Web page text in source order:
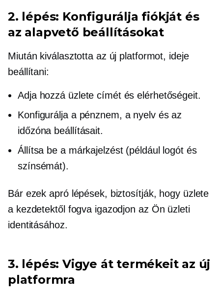
2. lépés: Konfigurálja fiókját és
az alapvető beállításokat
Miután kiválasztotta az új platformot, ideje
beállítani:
Adja hozzá üzlete címét és elérhetőségeit.
Konfigurálja a pénznem, a nyelv és az
időzóna beállításait.
Állítsa be a márkajelzést (például logót és
színsémát).
Bár ezek apró lépések, biztosítják, hogy üzlete
a kezdetektől fogva igazodjon az Ön üzleti
identitásához.
3. lépés: Vigye át termékeit az új
platformra